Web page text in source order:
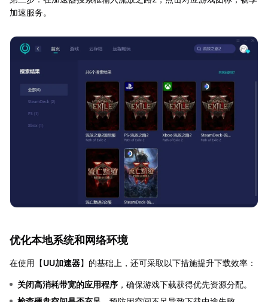
加速服务。
优化本地系统和网络环境
在使用【UU加速器】的基础上，还可采取以下措施提升下载效率：
关闭高消耗带宽的应用程序 ，确保游戏下载获得优先资源分配。